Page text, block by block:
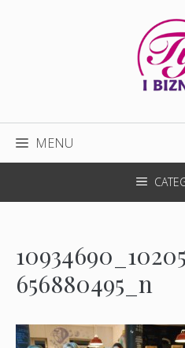
MENU
656880495_n